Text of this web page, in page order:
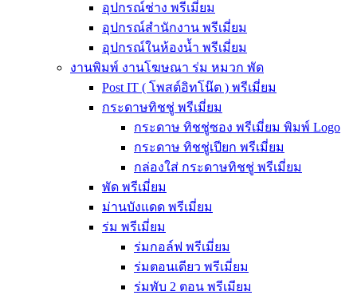
อุปกรณ์ช่าง พรีเมี่ยม
อุปกรณ์สำนักงาน พรีเมี่ยม
อุปกรณ์ในห้องน้ำ พรีเมี่ยม
งานพิมพ์ งานโฆษณา ร่ม หมวก พัด
Post IT ( โพสต์อิทโน๊ต ) พรีเมี่ยม
กระดาษทิชชู่ พรีเมี่ยม
กระดาษ ทิชชู่ซอง พรีเมี่ยม พิมพ์ Logo
กระดาษ ทิชชู่เปียก พรีเมี่ยม
กล่องใส่ กระดาษทิชชู่ พรีเมี่ยม
พัด พรีเมี่ยม
ม่านบังแดด พรีเมี่ยม
ร่ม พรีเมี่ยม
ร่มกอล์ฟ พรีเมี่ยม
ร่มตอนเดียว พรีเมี่ยม
ร่มพับ 2 ตอน พรีเมียม